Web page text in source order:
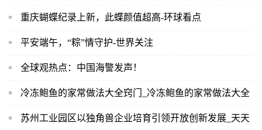
重庆蝴蝶纪录上新，此蝶颜值超高-环球看点
平安端午，“粽”情守护-世界关注
全球观热点：中国海警发声！
冷冻鲍鱼的家常做法大全窍门_冷冻鲍鱼的家常做法大全
苏州工业园区以独角兽企业培育引领开放创新发展_天天